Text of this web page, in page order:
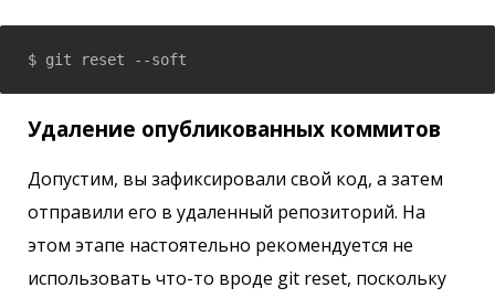
$ git reset --soft
Удаление опубликованных коммитов
Допустим, вы зафиксировали свой код, а затем
отправили его в удаленный репозиторий. На
этом этапе настоятельно рекомендуется не
использовать что-то вроде git reset, поскольку